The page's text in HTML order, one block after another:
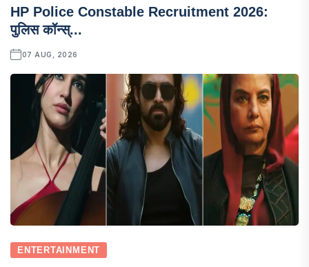
HP Police Constable Recruitment 2026:
पुलिस कॉन्स्...
07 AUG, 2026
ENTERTAINMENT